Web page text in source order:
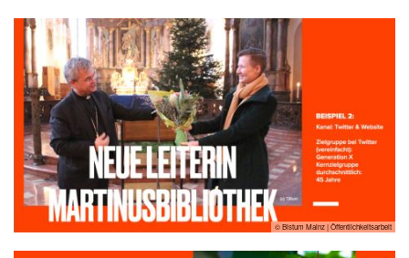
© Bistum Mainz | Öffentlichkeitsarbeit